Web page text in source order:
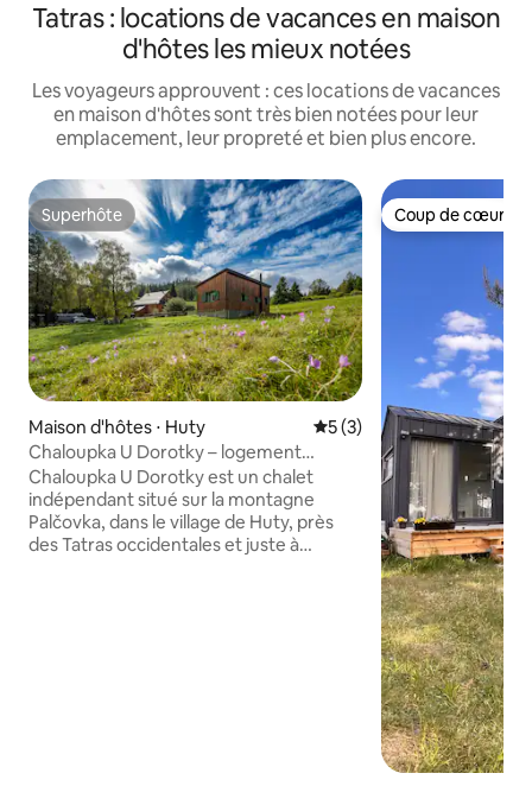
Tatras : locations de vacances en maison
d'hôtes les mieux notées
Les voyageurs approuvent : ces locations de vacances
en maison d'hôtes sont très bien notées pour leur
emplacement, leur propreté et bien plus encore.
Superhôte
Superhôte
Maison d'hôtes ⋅ Huty Évaluation moyenne sur
5 (3)
Chaloupka U Dorotky – logement
élégant à Palčovka
Chaloupka U Dorotky est un chalet
indépendant situé sur la montagne
Palčovka, dans le village de Huty, près
des Tatras occidentales et juste à
Coup de cœur
Coup de cœur